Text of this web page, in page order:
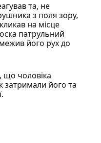
та, не
з поля зору,
на місце
патрульний
його рух до
що чоловіка
затримали його та